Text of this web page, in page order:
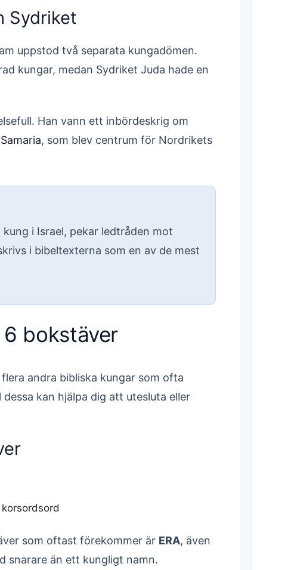
Sydriket
uppstod två separata kungadömen.
kungar, medan Sydriket Juda hade en
Han vann ett inbördeskrig om
, som blev centrum för Nordrikets
i Israel, pekar ledtråden mot
i bibeltexterna som en av de mest
bokstäver
andra bibliska kungar som ofta
kan hjälpa dig att utesluta eller
som oftast förekommer är ERA, även
snarare än ett kungligt namn.